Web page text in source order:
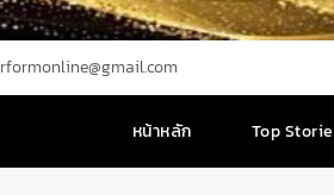
หน้าหลัก Top